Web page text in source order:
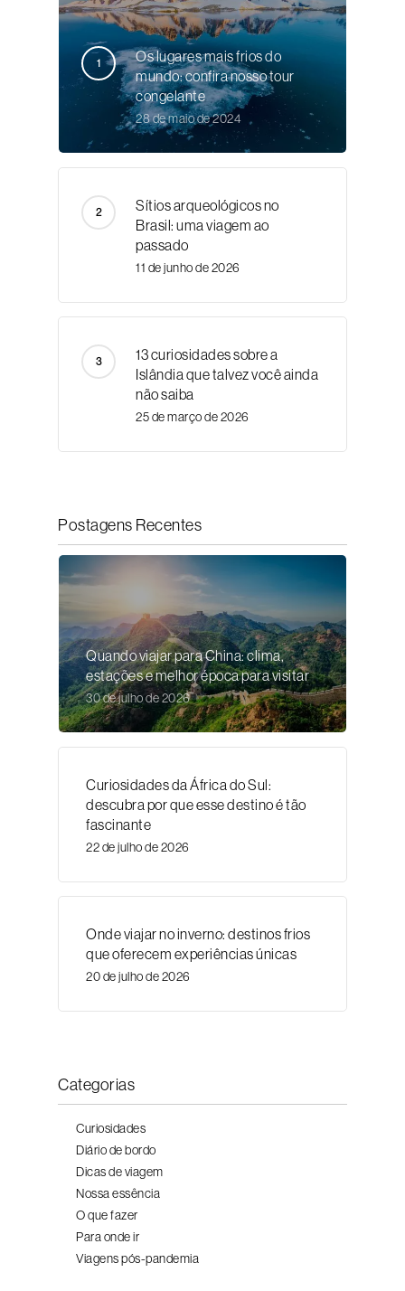
Os lugares mais frios do
mundo: confira nosso tour
congelante
28 de maio de 2024
Sítios arqueológicos no
Brasil: uma viagem ao
passado
11 de junho de 2026
13 curiosidades sobre a
Islândia que talvez você ainda
não saiba
25 de março de 2026
Postagens Recentes
Quando viajar para China: clima,
estações e melhor época para visitar
30 de julho de 2026
Curiosidades da África do Sul:
descubra por que esse destino é tão
fascinante
22 de julho de 2026
Onde viajar no inverno: destinos frios
que oferecem experiências únicas
20 de julho de 2026
Categorias
Curiosidades
Diário de bordo
Dicas de viagem
Nossa essência
O que fazer
Para onde ir
Viagens pós-pandemia